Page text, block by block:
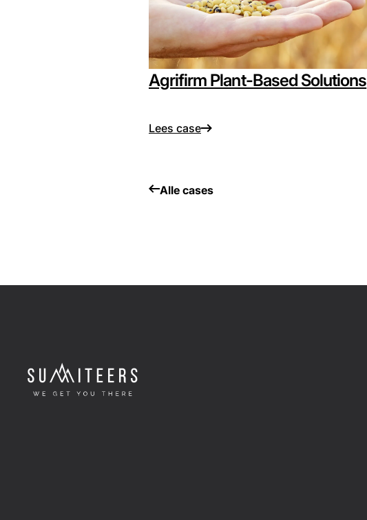
Agrifirm Plant-Based Solutions
Lees case
Alle cases